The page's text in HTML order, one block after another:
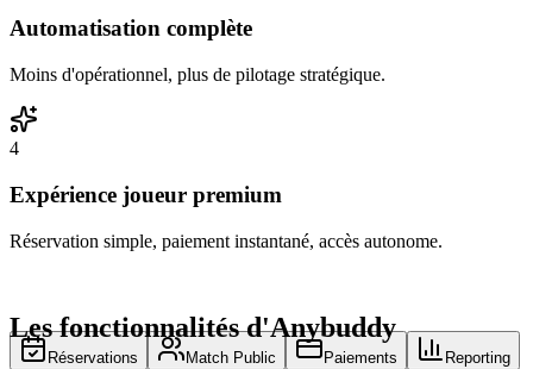
Automatisation complète
Moins d'opérationnel, plus de pilotage stratégique.
4
Expérience joueur premium
Réservation simple, paiement instantané, accès autonome.
Les fonctionnalités d'Anybuddy
Réservations Match Public Paiements Reporting